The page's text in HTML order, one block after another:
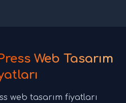
Web Tasarım
web tasarım fiyatları